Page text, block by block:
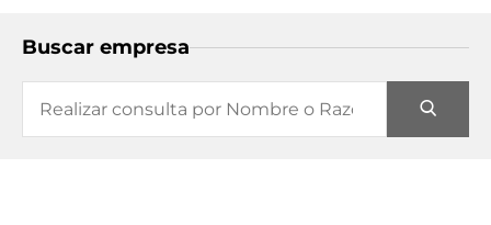
Buscar empresa